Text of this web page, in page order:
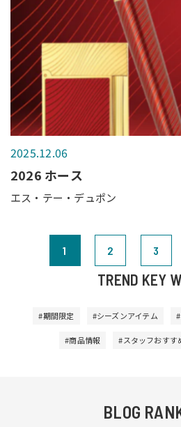
2025.12.06
2026 ホース
エス・テー・デュポン
1 2 3
TREND KEY
#期間限定 #シーズンアイテム
#商品情報 #スタッフおすす
BLOG